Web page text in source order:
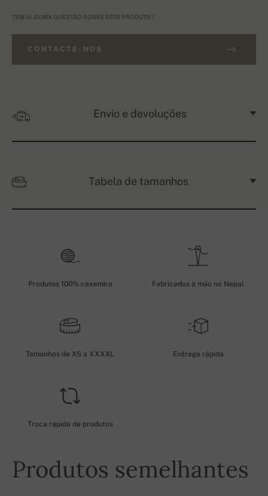
TEM ALGUMA QUESTÃO SOBRE ESTE PRODUTO?
CONTACTE-NOS
Envio e devoluções
Tabela de tamanhos
Produtos 100% caxemira Fabricados à mão no Nepal
Tamanhos de XS a XXXXL Entrega rápida
Troca rápida de produtos
Produtos semelhantes